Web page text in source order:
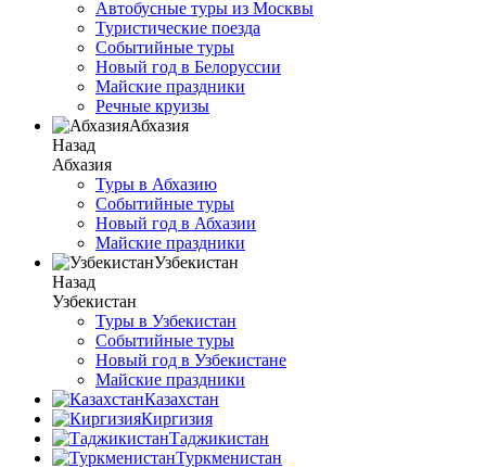
Автобусные туры из Москвы
Туристические поезда
Событийные туры
Новый год в Белоруссии
Майские праздники
Речные круизы
Абхазия
Назад
Абхазия
Туры в Абхазию
Событийные туры
Новый год в Абхазии
Майские праздники
Узбекистан
Назад
Узбекистан
Туры в Узбекистан
Событийные туры
Новый год в Узбекистане
Майские праздники
Казахстан
Киргизия
Таджикистан
Туркменистан